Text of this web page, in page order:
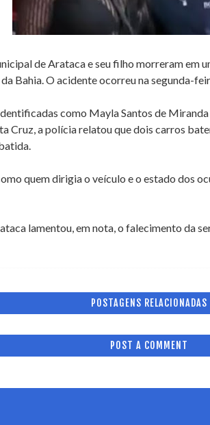
de Arataca e seu filho morreram em
da Bahia. O acidente ocorreu na segunda-
como Mayla Santos de
Cruz, a polícia relatou que dois carros
quem dirigia o veículo e o estado dos
lamentou, em nota, o falecimento da
POSTAGENS RELACIONADAS
POST A COMMENT